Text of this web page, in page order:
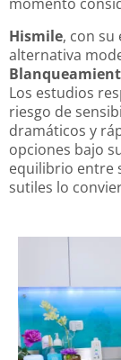
Hismile, con su
alternativa
Los estudios
riesgo de
dramáticos y
opciones bajo
equilibrio entre
sutiles lo